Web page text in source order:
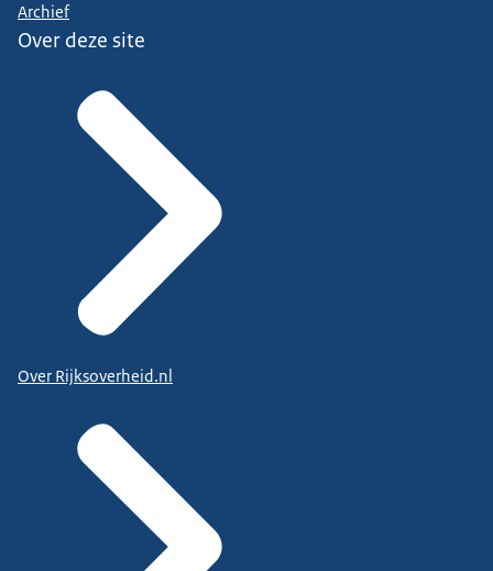
Archief
Over deze site
Over Rijksoverheid.nl